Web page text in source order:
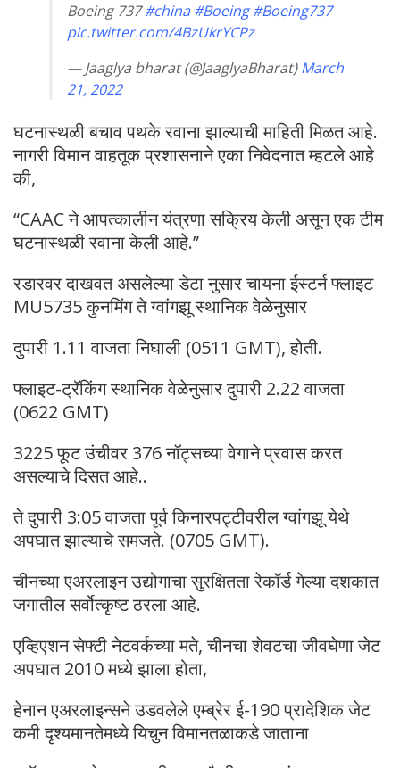
Boeing 737#china #Boeing #Boeing737
pic.twitter.com/4BzUkrYCPz
— Jaaglya bharat (@JaaglyaBharat)March
21, 2022
घटनास्थळी बचाव पथके रवाना झाल्याची माहिती मिळत आहे.
नागरी विमान वाहतूक प्रशासनाने एका निवेदनात म्हटले आहे
की,
“CAAC ने आपत्कालीन यंत्रणा सक्रिय केली असून एक टीम
घटनास्थळी रवाना केली आहे.”
रडारवर दाखवत असलेल्या डेटा नुसार चायना ईस्टर्न फ्लाइट
MU5735 कुनमिंग ते ग्वांगझू स्थानिक वेळेनुसार
दुपारी 1.11 वाजता निघाली (0511 GMT), होती.
फ्लाइट-ट्रॅकिंग स्थानिक वेळेनुसार दुपारी 2.22 वाजता
(0622 GMT)
3225 फूट उंचीवर 376 नॉट्सच्या वेगाने प्रवास करत
असल्याचे दिसत आहे..
ते दुपारी 3:05 वाजता पूर्व किनारपट्टीवरील ग्वांगझू येथे
अपघात झाल्याचे समजते. (0705 GMT).
चीनच्या एअरलाइन उद्योगाचा सुरक्षितता रेकॉर्ड गेल्या दशकात
जगातील सर्वोत्कृष्ट ठरला आहे.
एव्हिएशन सेफ्टी नेटवर्कच्या मते, चीनचा शेवटचा जीवघेणा जेट
अपघात 2010 मध्ये झाला होता,
हेनान एअरलाइन्सने उडवलेले एम्ब्रेर ई-190 प्रादेशिक जेट
कमी दृश्यमानतेमध्ये यिचुन विमानतळाकडे जाताना